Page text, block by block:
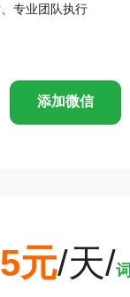
专业团队执行
添加微信
5元/天/词